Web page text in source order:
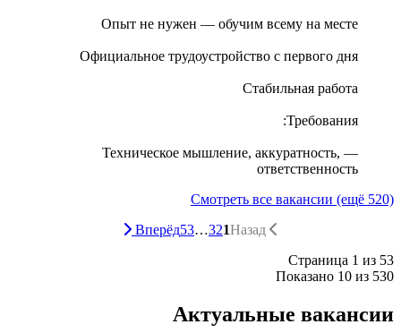
Опыт не нужен — обучим всему на месте
Официальное трудоустройство с первого дня
Стабильная работа
Требования:
— Техническое мышление, аккуратность,
ответственность
Смотреть все вакансии (ещё 520)
1
2
3
…
53
Вперёд
Страница 1 из 53
Показано 10 из 530
Актуальные вакансии